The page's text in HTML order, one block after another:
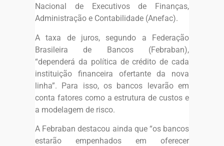
Nacional de Executivos de Finanças,
Administração e Contabilidade (Anefac).
A taxa de juros, segundo a Federação
Brasileira de Bancos (Febraban),
“dependerá da política de crédito de cada
instituição financeira ofertante da nova
linha”. Para isso, os bancos levarão em
conta fatores como a estrutura de custos e
a modelagem de risco.
A Febraban destacou ainda que “os bancos
estarão empenhados em oferecer